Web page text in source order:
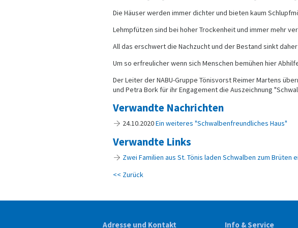
Die Häuser werden immer dichter und bieten kaum
Lehmpfützen sind bei hoher Trockenheit und immer mehr
All das erschwert die Nachzucht und der Bestand sinkt
Um so erfreulicher wenn sich Menschen bemühen hier
Der Leiter der NABU-Gruppe Tönisvorst Reimer Martens
und Petra Bork für ihr Engagement die Auszeichnung
Verwandte Nachrichten
24.10.2020Ein weiteres "Schwalbenfreundliches Haus"
Verwandte Links
Zwei Familien aus St. Tönis laden Schwalben zum Brüten
<< Zurück
Adresse und Kontakt Info & Service